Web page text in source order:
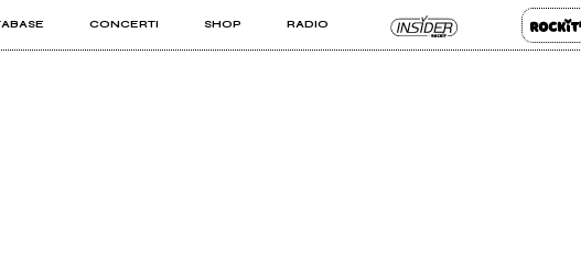
CONCERTI SHOP RADIO
PRO